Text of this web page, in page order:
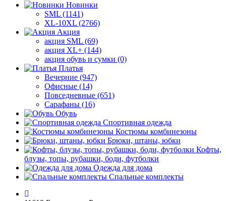
Новинки
SML (1141)
XL-10XL (2766)
Акция
акция SML (69)
акция XL+ (144)
акция обувь и сумки (0)
Платья
Вечерние (947)
Офисные (14)
Повседневные (651)
Сарафаны (16)
Обувь
Спортивная одежда
Костюмы комбинезоны
Брюки, штаны, юбки
Кофты,
блузы, топы, рубашки, боди, футболки
Одежда для дома
Спальные комплекты